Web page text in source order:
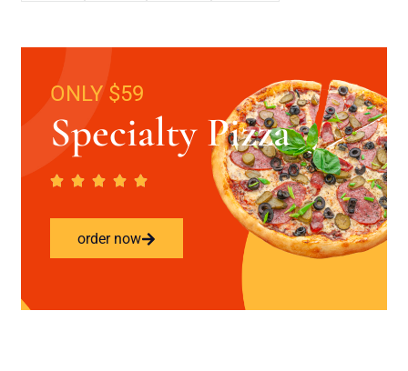
ONLY $59
Specialty Pizza
order now